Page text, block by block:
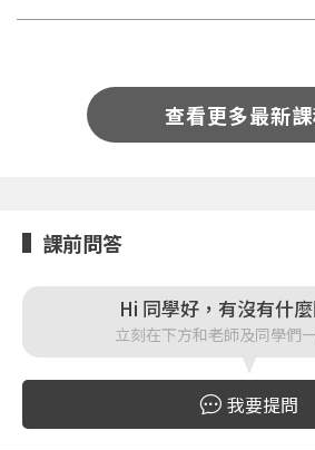
或
登入
或
註冊
按下註冊即代表你同意我們的使用者
重設密碼
確定
取消
查看更多最新
課前問答
Hi 同學好，有沒有什
立刻在下方和老師及同學們
我要提問